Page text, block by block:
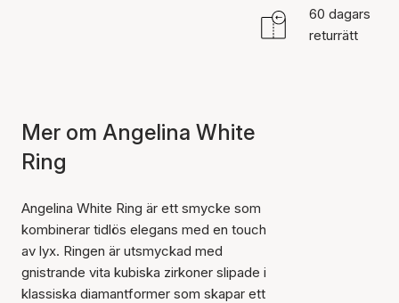
60 dagars
returrätt
Mer om Angelina White
Ring
Angelina White Ring är ett smycke som
kombinerar tidlös elegans med en touch
av lyx. Ringen är utsmyckad med
gnistrande vita kubiska zirkoner slipade i
klassiska diamantformer som skapar ett